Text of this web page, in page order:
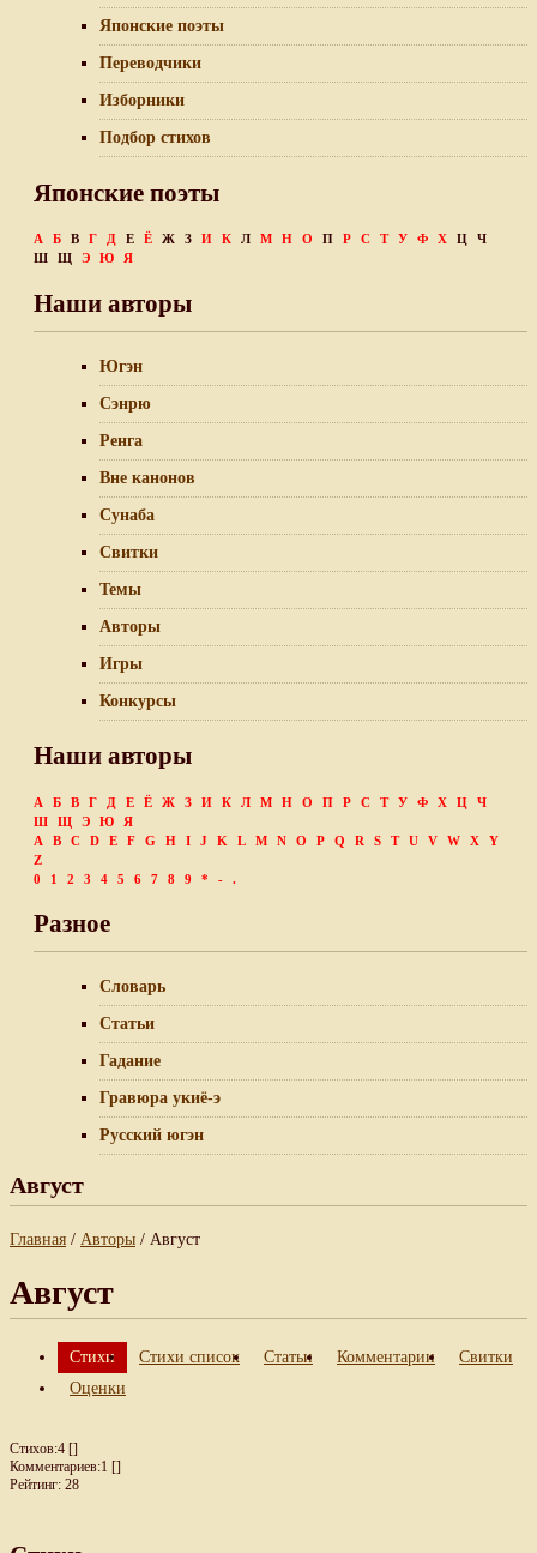
Японские поэты
Переводчики
Изборники
Подбор стихов
Японские поэты
А Б В Г Д Е Ё Ж З И К Л М Н О П Р С Т У Ф Х Ц
Ч
Ш
Щ Э Ю Я
Наши авторы
Югэн
Сэнрю
Ренга
Вне канонов
Сунаба
Свитки
Темы
Авторы
Игры
Конкурсы
Наши авторы
А Б В Г Д Е Ё Ж З И К Л М Н О П Р С Т У Ф Х Ц
Ч
Ш
Щ Э Ю
Я
A
B C D E F G H I J K L M N O P Q R S T U V W X
Y
Z
0
1 2 3 4 5 6 7 8 9 * - .
Разное
Словарь
Статьи
Гадание
Гравюра укиё-э
Русский югэн
Август
Главная / Авторы / Август
Август
Стихи Стихи список Статьи Комментарии
Свитки
Оценки
Стихов:4 []
Комментариев:1 []
Рейтинг: 28